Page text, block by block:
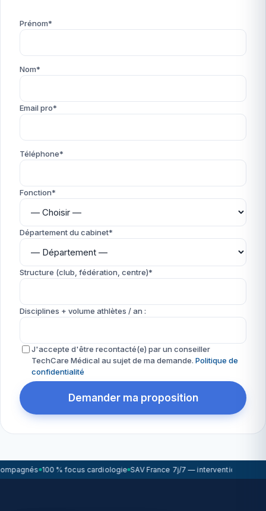
Prénom*
Nom*
Email pro*
Téléphone*
Fonction*
Département du cabinet*
Structure (club, fédération, centre)*
Disciplines + volume athlètes / an :
J'accepte d'être recontacté(e) par un conseiller
TechCare Médical au sujet de ma demande. Politique de
confidentialité
Demander ma proposition
100 % focus cardiologie SAV France 7j/7 — intervention sous